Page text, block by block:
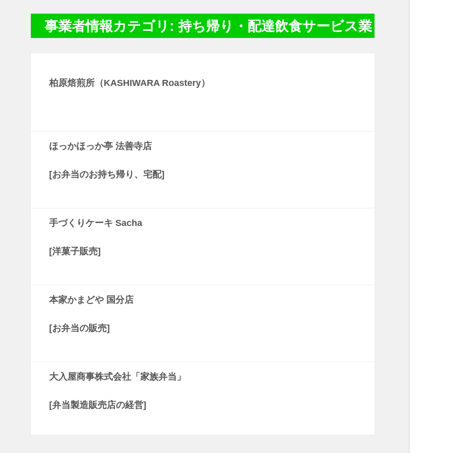
事業者情報カテゴリ: 持ち帰り・配達飲食サービス業
柏原焙煎所（KASHIWARA Roastery）
ほっかほっか亭 法善寺店
[お弁当のお持ち帰り、宅配]
手づくりケーキ Sacha
[洋菓子販売]
本家かまどや 国分店
[お弁当の販売]
大入屋商事株式会社「家族弁当」
[弁当製造販売店の経営]